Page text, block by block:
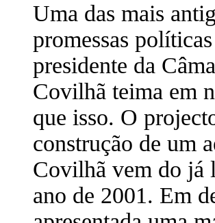
Uma das mais
promessas
presidente da
Covilhã teima em
que isso. O
construção de um
Covilhã vem do já
ano de 2001. Em